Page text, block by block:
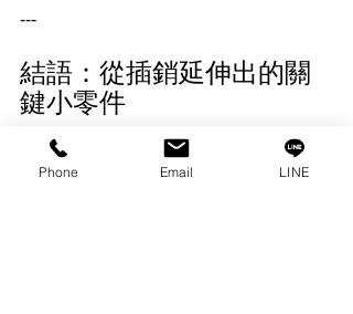
---
結語：從插銷延伸出的關
鍵小零件
C型扣環雖然體積小，卻是插銷結構中不
Phone Email LINE